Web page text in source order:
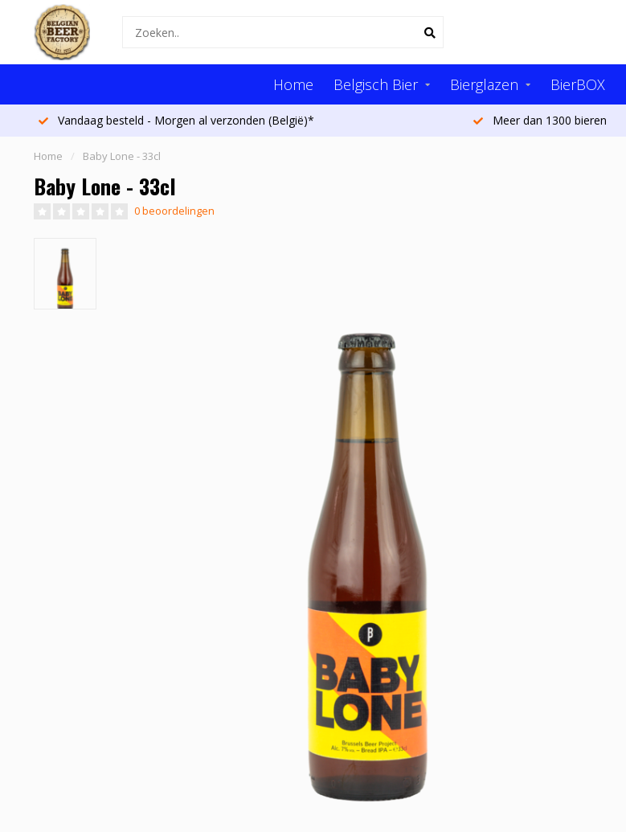
Home Belgisch Bier Bierglazen BierBOX
Vandaag besteld - Morgen al verzonden (België)* Meer dan 1300 bieren
Home / Baby Lone - 33cl
Baby Lone - 33cl
0 beoordelingen